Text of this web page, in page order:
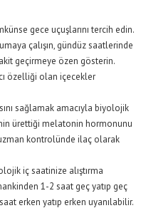
gece uçuşlarını tercih edin.
çalışın, gündüz saatlerinde
geçirmeye özen gösterin.
özelliği olan içecekler
sağlamak amacıyla biyolojik
ürettiği melatonin hormonunu
kontrolünde ilaç olarak
iç saatinize alıştırma
1-2 saat geç yatıp geç
erken yatıp erken uyanılabilir.